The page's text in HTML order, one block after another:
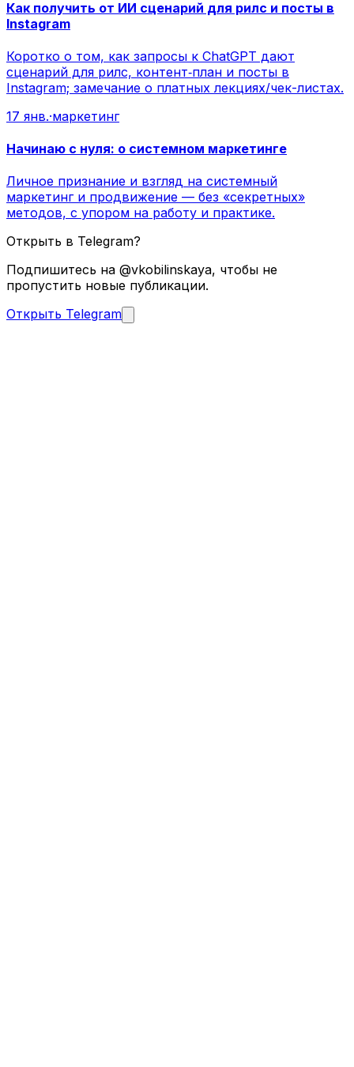
Как получить от ИИ сценарий для рилс и посты в
Instagram
Коротко о том, как запросы к ChatGPT дают
сценарий для рилс, контент‑план и посты в
Instagram; замечание о платных лекциях/чек-листах.
17 янв.·маркетинг
Начинаю с нуля: о системном маркетинге
Личное признание и взгляд на системный
маркетинг и продвижение — без «секретных»
методов, с упором на работу и практике.
Открыть в Telegram?
Подпишитесь на @vkobilinskaya, чтобы не
пропустить новые публикации.
Открыть Telegram